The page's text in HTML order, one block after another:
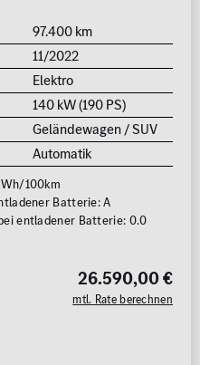
97.400 km
11/2022
Elektro
140 kW (190 PS)
Geländewagen / SUV
Automatik
100km
Batterie: A
entladener Batterie: 0.0
26.590,00 €
mtl. Rate berechnen